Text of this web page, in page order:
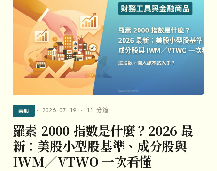
美股 · 2026-07-19 · 11 分鐘
羅素 2000 指數是什麼？2026 最
新：美股小型股基準、成分股與
IWM／VTWO 一次看懂